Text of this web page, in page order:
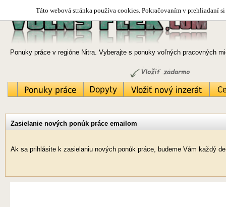
Táto webová stránka používa cookies. Pokračovaním v prehliadaní
Ponuky práce v regióne Nitra. Vyberajte s ponuky voľných pracovných
Zasielanie nových ponúk práce emailom
Ak sa prihlásite k zasielaniu nových ponúk práce, budeme Vám každý